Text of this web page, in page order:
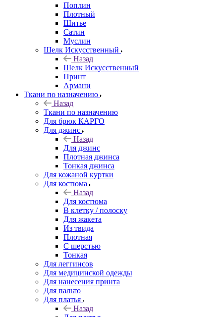
Поплин
Плотный
Шитье
Сатин
Муслин
Шелк Искусственный
Назад
Шелк Искусственный
Принт
Армани
Ткани по назначению
Назад
Ткани по назначению
Для брюк КАРГО
Для джинс
Назад
Для джинс
Плотная джинса
Тонкая джинса
Для кожаной куртки
Для костюма
Назад
Для костюма
В клетку / полоску
Для жакета
Из твида
Плотная
С шерстью
Тонкая
Для леггинсов
Для медицинской одежды
Для нанесения принта
Для пальто
Для платья
Назад